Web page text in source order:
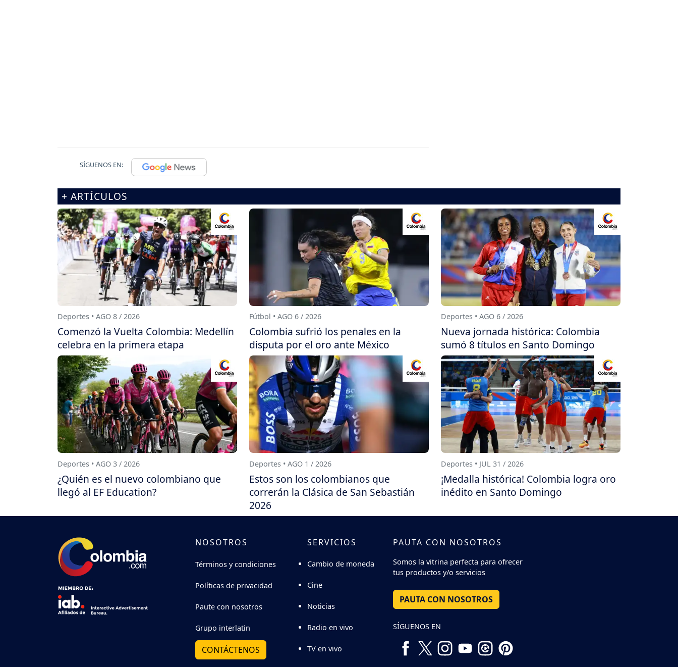
SÍGUENOS EN:
+ ARTÍCULOS
Deportes • AGO 8 / 2026
Comenzó la Vuelta Colombia: Medellín
celebra en la primera etapa
Fútbol • AGO 6 / 2026
Colombia sufrió los penales en la
disputa por el oro ante México
Deportes • AGO 6 / 2026
Nueva jornada histórica: Colombia
sumó 8 títulos en Santo Domingo
Deportes • AGO 3 / 2026
¿Quién es el nuevo colombiano que
llegó al EF Education?
Deportes • AGO 1 / 2026
Estos son los colombianos que
correrán la Clásica de San Sebastián
2026
Deportes • JUL 31 / 2026
¡Medalla histórica! Colombia logra oro
inédito en Santo Domingo
NOSOTROS
Términos y condiciones
Políticas de privacidad
Paute con nosotros
Grupo interlatin
CONTÁCTENOS
SERVICIOS
Cambio de moneda
Cine
Noticias
Radio en vivo
TV en vivo
PAUTA CON NOSOTROS
Somos la vitrina perfecta para ofrecer
tus productos y/o servicios
PAUTA CON NOSOTROS
SÍGUENOS EN